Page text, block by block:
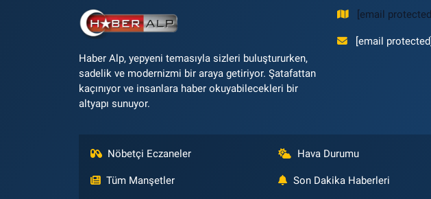
Haber Alp, yepyeni temasıyla sizleri buluştururken,
sadelik ve modernizmi bir araya getiriyor. Şatafattan
kaçınıyor ve insanlara haber okuyabilecekleri bir
altyapı sunuyor.
[email protected]
[email protected]
Nöbetçi Eczaneler Hava Durumu
Tüm Manşetler Son Dakika Haberleri